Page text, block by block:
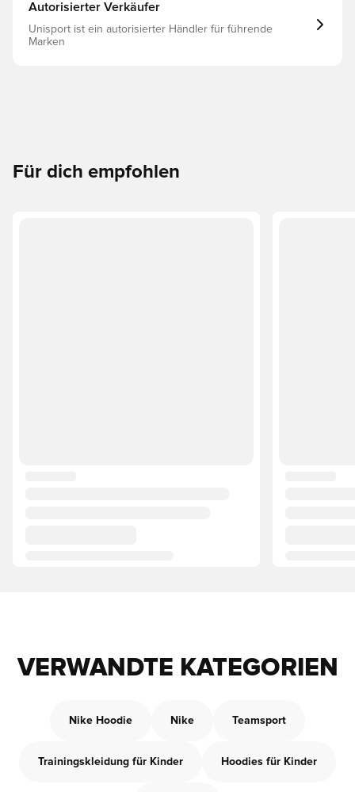
Autorisierter Verkäufer
Unisport ist ein autorisierter Händler für führende
Marken
Für dich empfohlen
VERWANDTE KATEGORIEN
Nike Hoodie Nike Teamsport
Trainingskleidung für Kinder Hoodies für Kinder